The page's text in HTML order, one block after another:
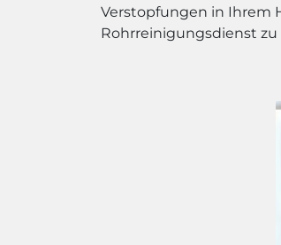
Verstopfungen in Ihrem
Rohrreinigungsdienst